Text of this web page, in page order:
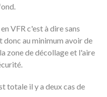
VFR c'est à dire sans
donc au minimum avoir de
zone de décollage et l'aire
totale il y a deux cas de